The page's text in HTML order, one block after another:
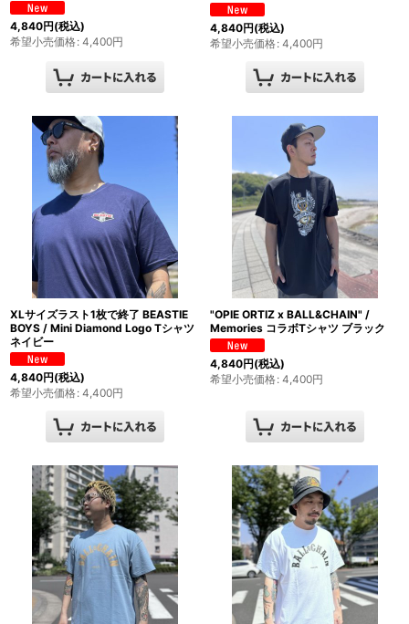
4,840円(税込)
希望小売価格: 4,400円
4,840円(税込)
希望小売価格: 4,400円
XLサイズラスト1枚で終了 BEASTIE
BOYS / Mini Diamond Logo Tシャツ
ネイビー
4,840円(税込)
希望小売価格: 4,400円
"OPIE ORTIZ x BALL&CHAIN" /
Memories コラボTシャツ ブラック
4,840円(税込)
希望小売価格: 4,400円